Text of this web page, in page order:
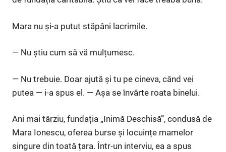
Mara nu și-a putut stăpâni lacrimile.
— Nu știu cum să vă mulțumesc.
— Nu trebuie. Doar ajută și tu pe cineva, când vei
putea — i-a spus el. — Așa se învârte roata binelui.
Ani mai târziu, fundația „Inimă Deschisă”, condusă de
Mara Ionescu, oferea burse și locuințe mamelor
singure din toată țara. Într-un interviu, ea a spus